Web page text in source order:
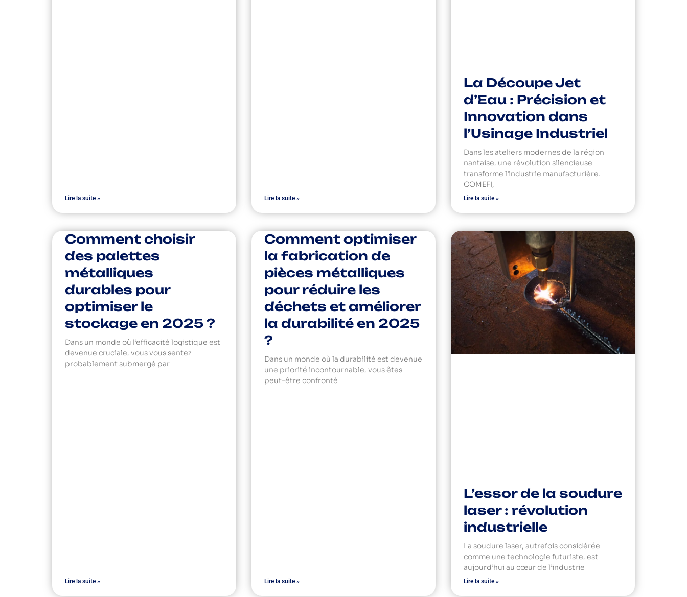
Lire la suite » Lire la suite »
La Découpe Jet
d’Eau : Précision et
Innovation dans
l’Usinage Industriel
Dans les ateliers modernes de la région
nantaise, une révolution silencieuse
transforme l’industrie manufacturière.
COMEFI,
Lire la suite »
Comment choisir
des palettes
métalliques
durables pour
optimiser le
stockage en 2025 ?
Dans un monde où l’efficacité logistique est
devenue cruciale, vous vous sentez
probablement submergé par
Lire la suite »
Comment optimiser
la fabrication de
pièces métalliques
pour réduire les
déchets et améliorer
la durabilité en 2025
?
Dans un monde où la durabilité est devenue
une priorité incontournable, vous êtes
peut-être confronté
Lire la suite »
L’essor de la soudure
laser : révolution
industrielle
La soudure laser, autrefois considérée
comme une technologie futuriste, est
aujourd’hui au cœur de l’industrie
Lire la suite »